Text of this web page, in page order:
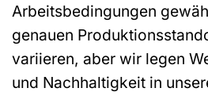
Arbeitsbedingungen
genauen
variieren, aber wir legen
und Nachhaltigkeit in